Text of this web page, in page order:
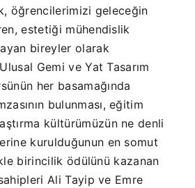
öğrencilerimizi geleceğin
estetiği mühendislik
bireyler olarak
Gemi ve Yat Tasarım
her basamağında
bulunması, eğitim
kültürümüzün ne denli
kurulduğunun en somut
birincilik ödülünü kazanan
sahipleri Ali Tayip ve Emre